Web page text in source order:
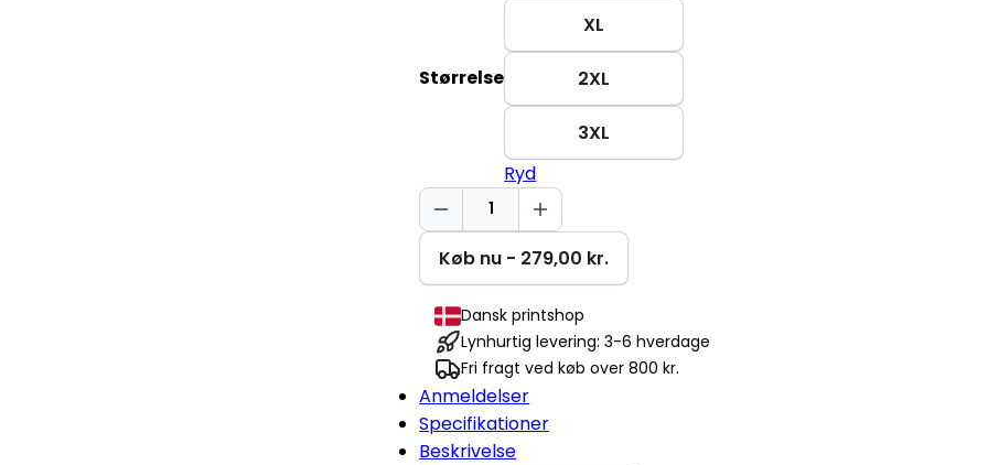
Størrelse
XL
2XL
3XL
Ryd
Oh
deer
christmas
is
here
Changer
2.0
antal
Køb nu - 279,00 kr.
Dansk printshop
Lynhurtig levering: 3-6 hverdage
Fri fragt ved køb over 800 kr.
Anmeldelser
Specifikationer
Beskrivelse